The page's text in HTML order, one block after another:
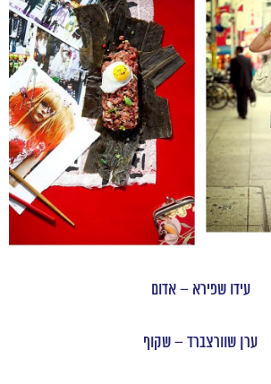
עידו שפירא – אדום
ערן שוורצברד – שקוף